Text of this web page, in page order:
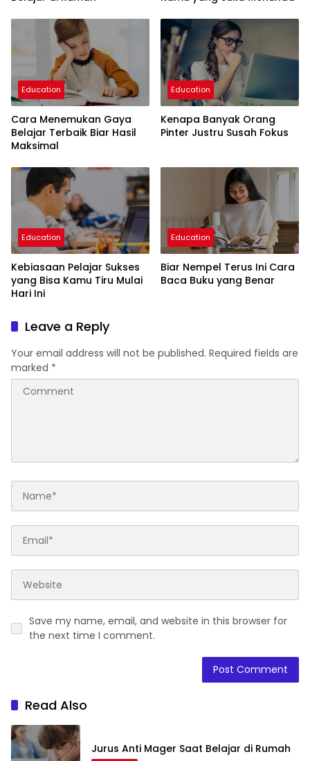
Education
Cara Menemukan Gaya
Belajar Terbaik Biar Hasil
Maksimal
Education
Kenapa Banyak Orang
Pinter Justru Susah Fokus
Education
Kebiasaan Pelajar Sukses
yang Bisa Kamu Tiru Mulai
Hari Ini
Education
Biar Nempel Terus Ini Cara
Baca Buku yang Benar
Leave a Reply
Your email address will not be published. Required fields are
marked *
Save my name, email, and website in this browser for
the next time I comment.
Read Also
Jurus Anti Mager Saat Belajar di Rumah